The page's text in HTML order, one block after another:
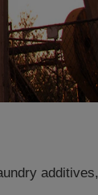
additives,